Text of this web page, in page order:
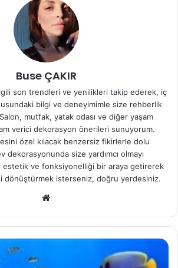
Buse ÇAKIR
son trendleri ve yenilikleri takip ederek, iç
bilgi ve deneyimimle size rehberlik
mutfak, yatak odası ve diğer yaşam
verici dekorasyon önerileri sunuyorum.
özel kılacak benzersiz fikirlerle dolu
dekorasyonunda size yardımcı olmayı
estetik ve fonksiyonelliği bir araya getirerek
dönüştürmek isterseniz, doğru yerdesiniz.
sit
esi